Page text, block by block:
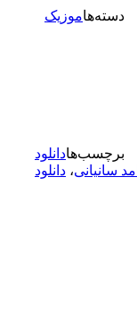
دسته‌هاموزیک
برچسب‌هادانلود
سانیانی، دانلود